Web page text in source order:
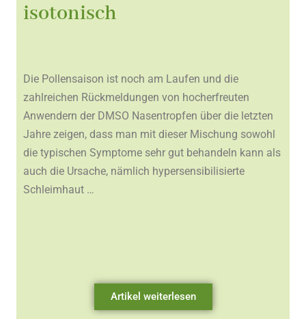
isotonisch
Die Pollensaison ist noch am Laufen und die
zahlreichen Rückmeldungen von hocherfreuten
Anwendern der DMSO Nasentropfen über die letzten
Jahre zeigen, dass man mit dieser Mischung sowohl
die typischen Symptome sehr gut behandeln kann als
auch die Ursache, nämlich hypersensibilisierte
Schleimhaut …
Artikel weiterlesen